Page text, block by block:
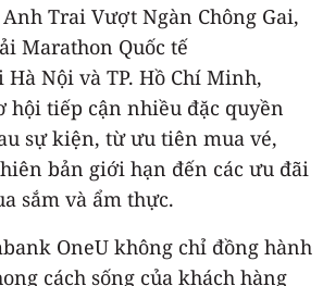
Trai Vượt Ngàn Chông Gai,
Marathon Quốc tế
Nội và TP. Hồ Chí Minh,
hội tiếp cận nhiều đặc quyền
sự kiện, từ ưu tiên mua vé,
bản giới hạn đến các ưu đãi
sắm và ẩm thực.
OneU không chỉ đồng hành
cách sống của khách hàng